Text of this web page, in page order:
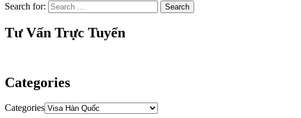
Search for:
Tư Vấn Trực Tuyến
Categories
Categories